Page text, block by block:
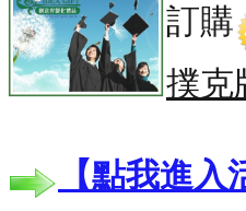
訂購
撲克
【點我進入